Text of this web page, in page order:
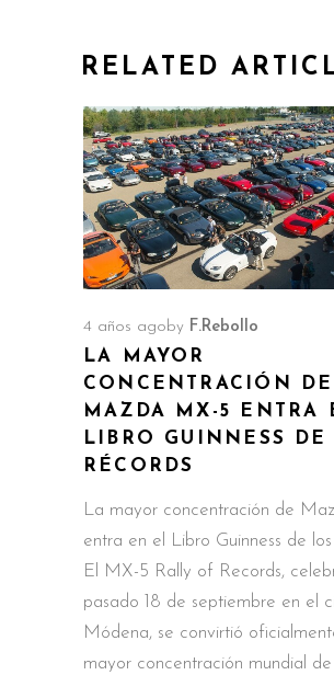
RELATED
4 años ago by F.Rebollo
LA MAYOR
CONCENTRACIÓN DE
MAZDA MX-5 ENTRA
LIBRO GUINNESS DE
RÉCORDS
La mayor concentración de
entra en el Libro Guinness de
El MX-5 Rally of Records,
pasado 18 de septiembre en el
Módena, se convirtió
mayor concentración mundial